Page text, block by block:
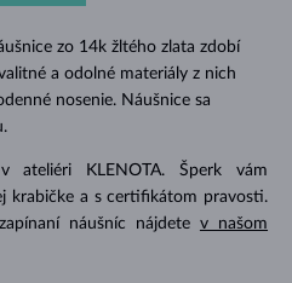
zo 14k žltého zlata zdobí
a odolné materiály z nich
nosenie. Náušnice sa
ateliéri KLENOTA. Šperk vám
krabičke a s certifikátom pravosti.
náušníc nájdete v našom